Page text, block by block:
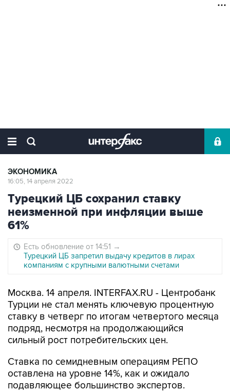
ЭКОНОМИКА
16:05, 14 апреля 2022
Турецкий ЦБ сохранил ставку
неизменной при инфляции выше
61%
Есть обновление от 14:51 →
Турецкий ЦБ запретил выдачу кредитов в лирах
компаниям с крупными валютными счетами
Москва. 14 апреля. INTERFAX.RU - Центробанк
Турции не стал менять ключевую процентную
ставку в четверг по итогам четвертого месяца
подряд, несмотря на продолжающийся
сильный рост потребительских цен.
Ставка по семидневным операциям РЕПО
оставлена на уровне 14%, как и ожидало
подавляющее большинство экспертов.